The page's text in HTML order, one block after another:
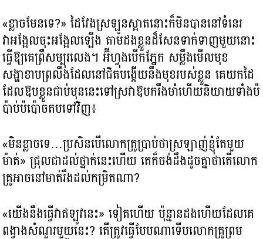
«ខ្លាចមែនទេ?​» ដៃវែងស្រឡូនស្អាតនោះក៏មិនបាននៅទំនេរ
វាអង្អែលចុះអង្អែលឡើង តាមដងខ្លួនដ៏សែនទាក់ទាញមួយនោះ
ធ្វើឱ្យគេព្រឺសម្បុរលេង។ អ៊ីហ្វុងបើកភ្នែក សម្លឹងមើលមុខ
សង្ហាខាបព្រលឹងដែលនៅជិតបង្កើយនឹងមុខរបស់ខ្លួន គេយកដៃ
ដែលឱបខ្លួនជាប់មុននេះទៅស្រវាឱបករឹងមាំហើយនិយាយទាំងប៉
ប៉ាប់ប៉ប៉ោចតបទៅវិញ៖
«មិនខ្លាចទេ…ប្រសិនបើលោកគ្រូប្រាប់ថាស្រឡាញ់ខ្ញុំតែមួយ
ម៉ាត់» ជ្រុលជាដល់ថ្នាក់នេះហើយ គេក៏ចង់ដឹងដូចគ្នាថាតើលោក
គ្រូអាចនៅមាត់រឹងដល់កម្រិតណា?
«យើងនឹងធ្វើវាឥឡូវនេះ» ទៀតហើយ ប៉ុន្មានដងហើយដែលគេ
ពង្វាងសំណួរមួយនេះ? តើត្រូវធ្វើបែបណាទើបលោកគ្រូព្រម